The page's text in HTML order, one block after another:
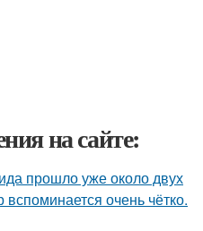
на сайте:
прошло уже около двух
вспоминается очень чётко.